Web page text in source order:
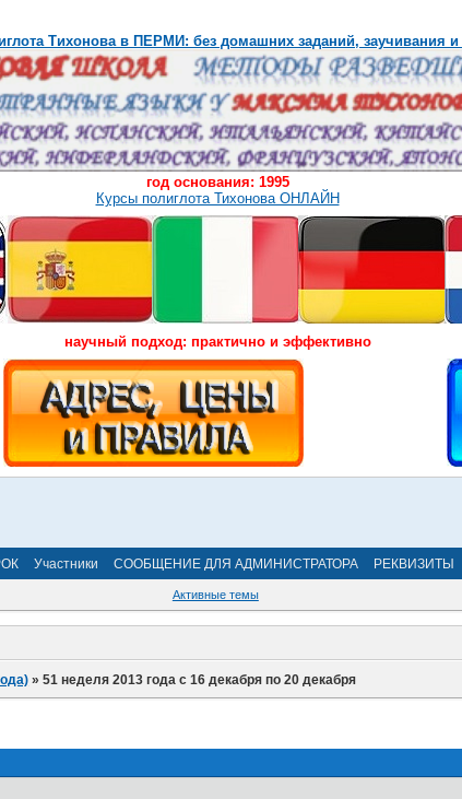
Тихонова в ПЕРМИ: без домашних заданий, заучивания и
год основания: 1995
Курсы полиглота Тихонова ОНЛАЙН
научный подход: практично и эффективно
Участники СООБЩЕНИЕ ДЛЯ АДМИНИСТРАТОРА РЕКВИЗИТЫ
Активные темы
»51 неделя 2013 года с 16 декабря по 20 декабря